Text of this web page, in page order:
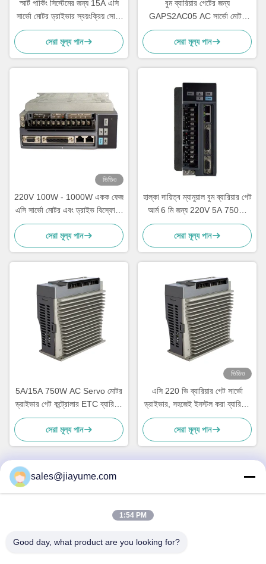
স্মার্ট পার্কিং সিস্টেমের জন্য 15A এসি
সার্ভো মোটর ড্রাইভার স্বয়ংক্রিয় সোজা
আর্ম পার্কিং গেট
সেরা মূল্য পান
বুম ব্যারিয়ার গেটের জন্য
GAPS2AC05 AC সার্ভো মোটর
ড্রাইভার 5A/15A গেট কন্ট্রোলার
সেরা মূল্য পান
ভিডিও
220V 100W - 1000W একক ফেজ
এসি সার্ভো মোটর এবং ড্রাইভ বিস্ফোরণ
প্রমাণ
সেরা মূল্য পান
হাল্কা দায়িত্ব ম্যানুয়াল বুম ব্যারিয়ার গেট
আর্ম 6 মি জন্য 220V 5A 750W
এসি সার্ভো মোটর ড্রাইভার
সেরা মূল্য পান
5A/15A 750W AC Servo মোটর
ড্রাইভার গেট কন্ট্রোলার ETC ব্যারিয়ার
গেট
সেরা মূল্য পান
ভিডিও
এসি 220 ভি ব্যারিয়ার গেট সার্ভো
ড্রাইভার, সহজেই ইনস্টল করা ব্যারিয়ার
গেট সার্ভো ড্রাইভার, ইটিসি ট্র্যাফিক বাধা
জন্য উপযুক্ত।
সেরা মূল্য পান
দ্রুত যোগাযোগ
ফ্লোর 501, কুনহুই রোড নং 25, জোন 72, জিংডং কমিউনিটি, জিন'আন স্ট্রিট,
sales@jiayume.com
1:54 PM
Good day, what product are you looking for?